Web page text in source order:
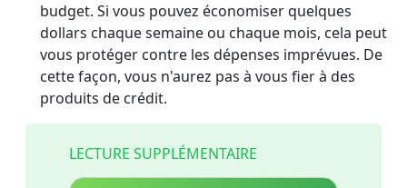
budget. Si vous pouvez économiser quelques
dollars chaque semaine ou chaque mois, cela peut
vous protéger contre les dépenses imprévues. De
cette façon, vous n'aurez pas à vous fier à des
produits de crédit.
LECTURE SUPPLÉMENTAIRE